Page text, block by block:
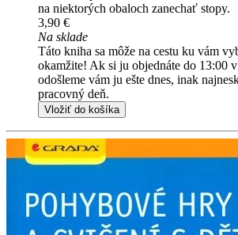
na niektorých obaloch zanechať stopy.
3,90 €
Na sklade
Táto kniha sa môže na cestu ku vám
okamžite! Ak si ju objednáte do 13:00
odošleme vám ju ešte dnes, inak
pracovný deň.
Vložiť do košíka